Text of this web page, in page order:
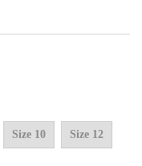
Size 10 Size 12